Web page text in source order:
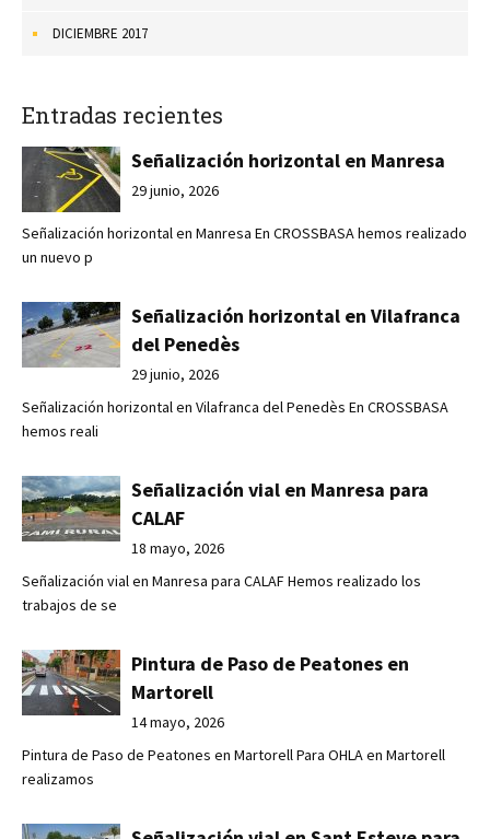
DICIEMBRE 2017
Entradas recientes
Señalización horizontal en Manresa
29 junio, 2026
Señalización horizontal en Manresa En CROSSBASA hemos realizado
un nuevo p
Señalización horizontal en Vilafranca
del Penedès
29 junio, 2026
Señalización horizontal en Vilafranca del Penedès En CROSSBASA
hemos reali
Señalización vial en Manresa para
CALAF
18 mayo, 2026
Señalización vial en Manresa para CALAF Hemos realizado los
trabajos de se
Pintura de Paso de Peatones en
Martorell
14 mayo, 2026
Pintura de Paso de Peatones en Martorell Para OHLA en Martorell
realizamos